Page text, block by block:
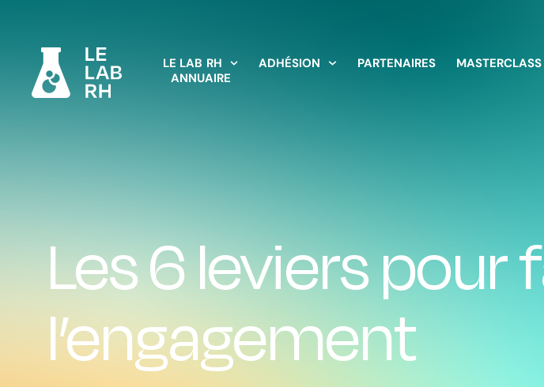
LE LAB RH ADHÉSION PARTENAIRES MASTERCLASS
ANNUAIRE
Les 6 leviers pour
l’engagement